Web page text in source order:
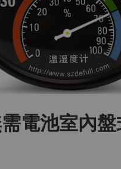
電池室內盤